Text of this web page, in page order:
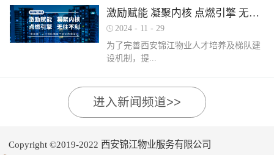
下的重要知识点串讲和一轮轮的复习备
考，比赛中，选手们沉着冷静，基本发挥
出了各自领域应有的实力。最终，三个工
种共计取得了二等奖1名，三等奖3名，优
的问题及知识盲区，公司人力行政部及品
质部快速反应，第一时间组织各工种开展
内部专项培训，进行系统化的梳理和总
经验和答题技巧进行转化分享，对标竞赛
充电，切勿长时间充电，勿飞线充电。汽
车内严禁放置打火机、罐装喷剂、香水、
移动电源等易燃易爆物品，定期检测更换
车载灭火器，定期对车辆维护保养。不要
躺在床上、沙发上吸烟，烟头要及时放到
可燃物品。 使用电蚊香时应注意用电安
全，用完及时断开电源，防止因长期通电
“干烧”引发火灾。在发热的电蚊拍附近不
露水后不要立即靠近明火、也不要在高温
获“全市技能竞赛优秀组织奖”西安锦江物
业曹林、张小刚、郭小龙荣获技能竞赛“一
等奖”西安锦江物业张国刚、谷展荣获技能
竞赛“二等奖”西安锦江物业惠张瑜、张盼
兵、潘保民、毛亚、李强、贺鑫磊、李国
刚、岳程妮等人分别荣获技能竞赛“优秀
奖”。在这个追求卓越服务的时代，西安锦
升整个团队的专业水平和服务质量，西安
陕西省物业管理协会“优秀项目经理”称
号。岁末回首，总结成绩，表彰优秀，
会召开盛会，表彰这一年在物业管理行业
的广阔舞台上绽放出熠熠光辉的精英
1A期 项目经理 齐瑞高江、齐瑞是西安锦
江物业诸多优秀项目经理的缩影，他们代
表着西安锦江物业团结奋进、诚信奉献、
奖是荣誉也是动力，西安锦江物业将以他
们作为榜样领航，激励全体员工砥砺奋
激励赋能 凝聚内核 点燃引擎 无往不利
2024 - 11 - 29
为了完善西安锦江物业人才培养及梯队建
设机制，提...
高物业服务水平和服务质量，有目的、有
计划的进行人才储备及培育，大力培养核
江物业组织开展以“激励赋能 凝聚内核 点
进入新闻频道>>
Copyright ©2019-2022 西安锦江物业服务有限公司